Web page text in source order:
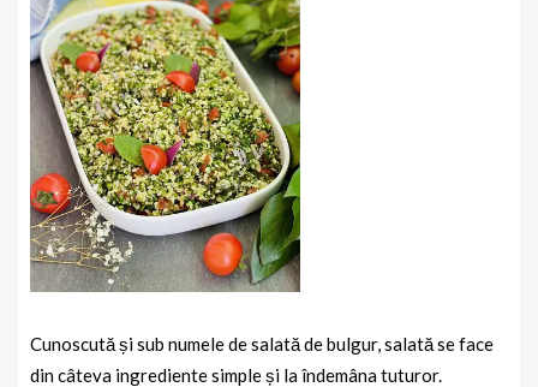
Cunoscută și sub numele de salată de bulgur, salată se face
din câteva ingrediente simple și la îndemâna tuturor.